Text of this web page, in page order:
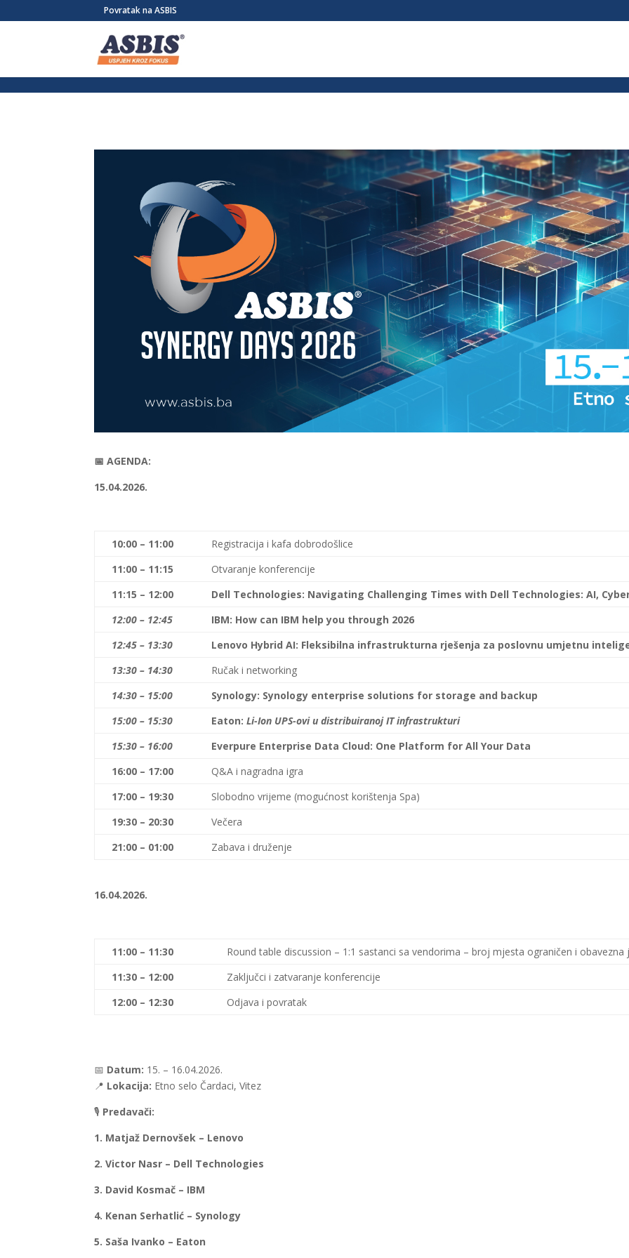
/* Link */ #et-secondary-nav .menu-item a{ position:relative; left:-955px; }
Povratak na ASBIS
📅 AGENDA:
15.04.2026.
10:00 – 11:00
Registracija i kafa dobrodošlice
11:00 – 11:15
Otvaranje konferencije
11:15 – 12:00
Dell Technologies: Navigating Challenging Times with Dell Technologies: AI,
12:00 – 12:45
IBM: How can IBM help you through 2026
12:45 – 13:30
Lenovo Hybrid AI: Fleksibilna infrastrukturna rješenja za poslovnu umjetnu
13:30 – 14:30
Ručak i networking
14:30 – 15:00
Synology: Synology enterprise solutions for storage and backup
15:00 – 15:30
Eaton: Li-Ion UPS-ovi u distribuiranoj IT infrastrukturi
15:30 – 16:00
Everpure Enterprise Data Cloud: One Platform for All Your Data
16:00 – 17:00
Q&A i nagradna igra
17:00 – 19:30
Slobodno vrijeme (mogućnost korištenja Spa)
19:30 – 20:30
Večera
21:00 – 01:00
Zabava i druženje
16.04.2026.
11:00 – 11:30 Round table discussion – 1:1 sastanci sa vendorima – broj mjesta ograničen i
11:30 – 12:00
Zaključci i zatvaranje konferencije
12:00 – 12:30
Odjava i povratak
📅 Datum: 15. – 16.04.2026.
📍 Lokacija: Etno selo Čardaci, Vitez
🎙 Predavači:
1. Matjaž Dernovšek – Lenovo
2. Victor Nasr – Dell Technologies
3. David Kosmač – IBM
4. Kenan Serhatlić – Synology
5. Saša Ivanko – Eaton